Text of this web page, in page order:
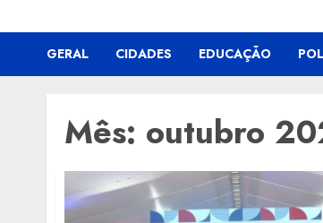
GERAL CIDADES EDUCAÇÃO
Mês: outubro